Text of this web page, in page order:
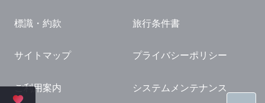
横浜 ホテル
熱海 ホテル
京都 ホテル
国内観光ガイド
旅行・観光情報
標識・約款 旅行条件書
サイトマップ プライバシーポリシー
ご利用案内 システムメンテナンス